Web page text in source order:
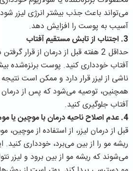
می‌تواند باعث جذب بیشتر انرژی لیزر
آسیب به پوست را افزایش دهد.
3. اجتناب از تابش مستقیم آفتاب
حداقل 2 هفته قبل از درمان از
آفتاب خودداری کنید. پوست برنزه‌شده
ناشی از لیزر قرار دارد و ممکن است
همچنین، توصیه می‌شود که پس از درمان
آفتاب جلوگیری کنید.
4. عدم اصلاح ناحیه درمان با موچین یا
قبل از درمان لیزر، از استفاده از
ریشه مو را از بین می‌برد، خودداری
می‌شوند که ریشه مو از بین برود و لیزر